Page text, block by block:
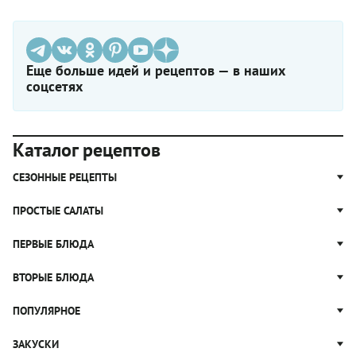
Еще больше идей и рецептов — в наших
соцсетях
Каталог рецептов
СЕЗОННЫЕ РЕЦЕПТЫ
Рецепты из капусты
Рецепты с грибами
Яблочные пироги
Блюда из тыквы
ПРОСТЫЕ САЛАТЫ
Простые салаты
Салат Цезарь
Салат Нисуаз
Крабовый салат
ПЕРВЫЕ БЛЮДА
Щи
Рассольник
Гороховый суп
ВТОРЫЕ БЛЮДА
Котлеты
Пельмени
ПОПУЛЯРНОЕ
Пицца
ЗАКУСКИ